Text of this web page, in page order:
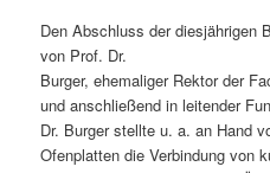
Den Abschluss der diesjährigen
von Prof. Dr.
Burger, ehemaliger Rektor der
und anschließend in leitender
Dr. Burger stellte u. a. an Hand
Ofenplatten die Verbindung von